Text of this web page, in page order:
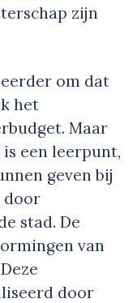
zijn
om dat
het
Maar
een leerpunt,
geven bij
door
stad. De
van
door